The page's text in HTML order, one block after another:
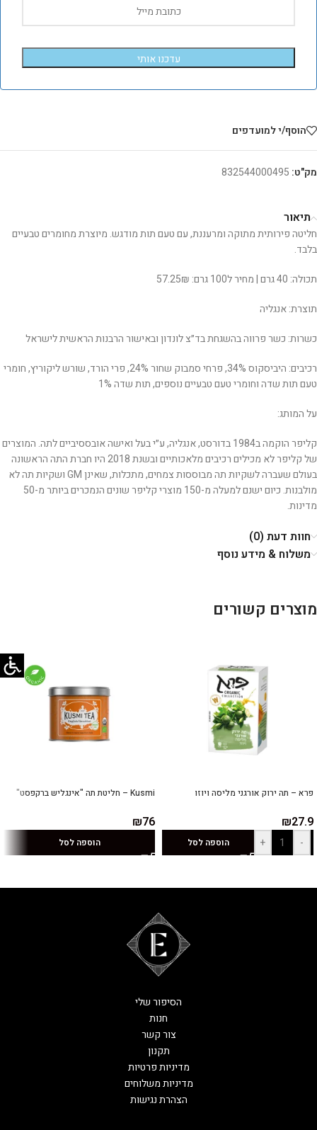
עדכנו אותי
הוסף/י למועדפים
מק"ט: 832544000495
תיאור
חליטה פירותית מתוקה ומרעננת, עם טעם תות מודגש. מיוצרת מחומרים טבעיים
בלבד.
תכולה: 40 גרם | מחיר ל100 גרם: 57.25₪
תוצרת: אנגליה
כשרות: כשר פרווה בהשגחת בד״צ לונדון ובאישור הרבנות הראשית לישראל
רכיבים: היביסקוס 34%, פרחי סמבוק שחור 24%, פרי הורד, שורש ליקוריץ, חומרי
טעם תות שדה וחומרי טעם טבעיים נוספים, תות שדה 1%
על המותג:
קליפר הוקמה ב1984 בדורסט, אנגליה, ע״י בעל ואישה אובססיביים לתה. המוצרים
של קליפר לא מכילים רכיבים מלאכותיים ובשנת 2018 היו חברת התה הראשונה
בעולם שעברה לשקיות תה מבוססות צמחים, מתכלות, שאינן GM ושקיות תה לא
מולבנות. כיום ישנם למעלה מ-150 מוצרי קליפר שונים הנמכרים ביותר מ-50
מדינות.
חוות דעת (0)
משלוח & מידע נוסף
מוצרים קשורים
פרא – תה ירוק אורגני מליסה ויוזו
₪27.9
-
+ הוספה לסל
Kusmi – חליטת תה "אינגליש ברקפסט"
₪76
הוספה לסל
הסיפור שלי
חנות
צור קשר
תקנון
מדיניות פרטיות
מדיניות משלוחים
הצהרת נגישות